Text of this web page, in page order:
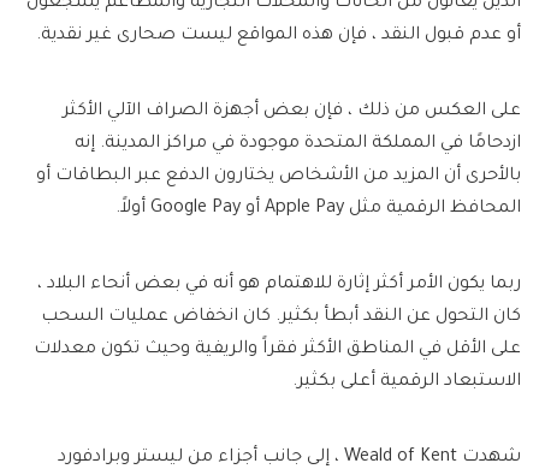
أو عدم قبول النقد ، فإن هذه المواقع ليست صحارى غير نقدية.
على العكس من ذلك ، فإن بعض أجهزة الصراف الآلي الأكثر
ازدحامًا في المملكة المتحدة موجودة في مراكز المدينة. إنه
بالأحرى أن المزيد من الأشخاص يختارون الدفع عبر البطاقات أو
المحافظ الرقمية مثل Apple Pay أو Google Pay أولاً.
ربما يكون الأمر أكثر إثارة للاهتمام هو أنه في بعض أنحاء البلاد ،
كان التحول عن النقد أبطأ بكثير. كان انخفاض عمليات السحب
على الأقل في المناطق الأكثر فقراً والريفية وحيث تكون معدلات
الاستبعاد الرقمية أعلى بكثير.
شهدت Weald of Kent ، إلى جانب أجزاء من ليستر وبرادفورد